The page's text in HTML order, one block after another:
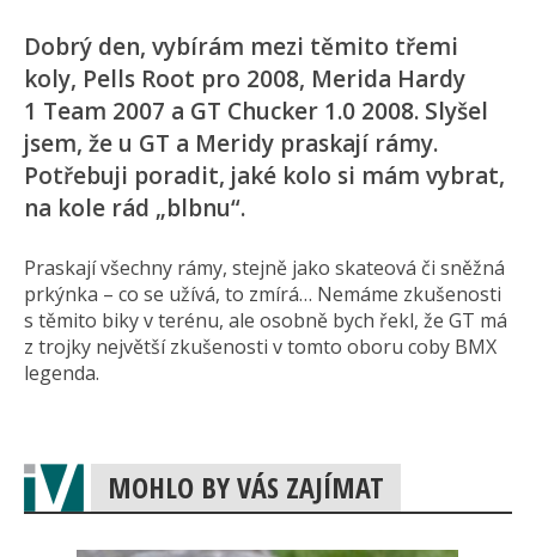
Dobrý den, vybírám mezi těmito třemi
koly, Pells Root pro 2008, Merida Hardy
1 Team 2007 a GT Chucker 1.0 2008. Slyšel
jsem, že u GT a Meridy praskají rámy.
Potřebuji poradit, jaké kolo si mám vybrat,
na kole rád „blbnu“.
Praskají všechny rámy, stejně jako skateová či sněžná
prkýnka – co se užívá, to zmírá… Nemáme zkušenosti
s těmito biky v terénu, ale osobně bych řekl, že GT má
z trojky největší zkušenosti v tomto oboru coby BMX
legenda.
MOHLO BY VÁS ZAJÍMAT